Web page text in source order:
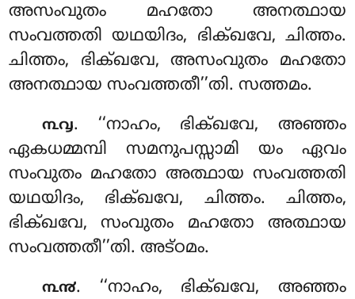
അസംവുതം മഹതോ അനത്ഥായ
സംവത്തതി യഥയിദം, ഭിക്ഖവേ, ചിത്തം.
ചിത്തം, ഭിക്ഖവേ, അസംവുതം മഹതോ
അനത്ഥായ സംവത്തതീ’’തി. സത്തമം.
൩൮. ‘‘നാഹം, ഭിക്ഖവേ, അഞ്ഞം
ഏകധമ്മമ്പി സമനുപസ്സാമി യം ഏവം
സംവുതം മഹതോ അത്ഥായ സംവത്തതി
യഥയിദം, ഭിക്ഖവേ, ചിത്തം. ചിത്തം,
ഭിക്ഖവേ, സംവുതം മഹതോ അത്ഥായ
സംവത്തതീ’’തി. അട്ഠമം.
൩൯. ‘‘നാഹം, ഭിക്ഖവേ, അഞ്ഞം